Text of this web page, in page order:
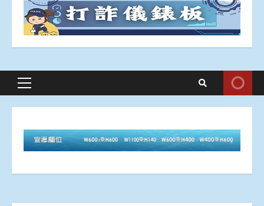
Primary